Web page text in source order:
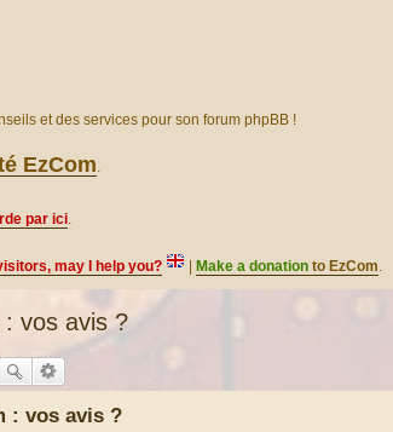
et des services pour son forum phpBB !
EzCom.
par ici.
may I help you? Make a donation to EzCom.
vos avis ?
: vos avis ?